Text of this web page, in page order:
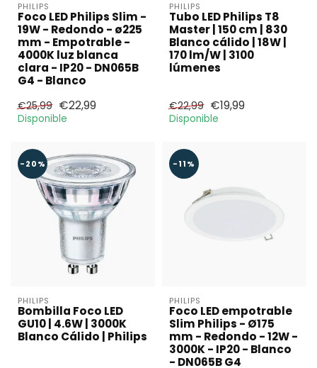
PHILIPS
Foco LED Philips Slim -
19W - Redondo - ø225
mm - Empotrable -
4000K luz blanca
clara - IP20 - DN065B
G4 - Blanco
€25,99 €22,99
Disponible
PHILIPS
Tubo LED Philips T8
Master | 150 cm | 830
Blanco cálido | 18W |
170 lm/W | 3100
lúmenes
€22,99 €19,99
Disponible
-20%
PHILIPS
Bombilla Foco LED
GU10 | 4.6W | 3000K
Blanco Cálido | Philips
-11%
PHILIPS
Foco LED empotrable
Slim Philips - Ø175
mm - Redondo - 12W -
3000K - IP20 - Blanco
- DN065B G4